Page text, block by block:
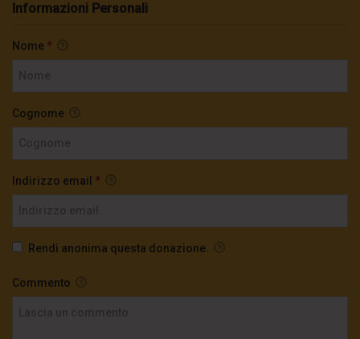
Informazioni Personali
Nome *
Cognome
Indirizzo email *
Rendi anonima questa donazione.
Commento